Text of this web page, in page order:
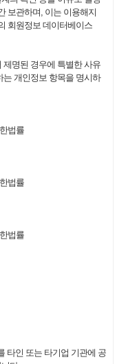
보관하며, 이는 이용해지
회원정보 데이터베이스
제명된 경우에 특별한 사유
개인정보 항목을 명시하
법률
법률
법률
타인 또는 타기업 기관에 공